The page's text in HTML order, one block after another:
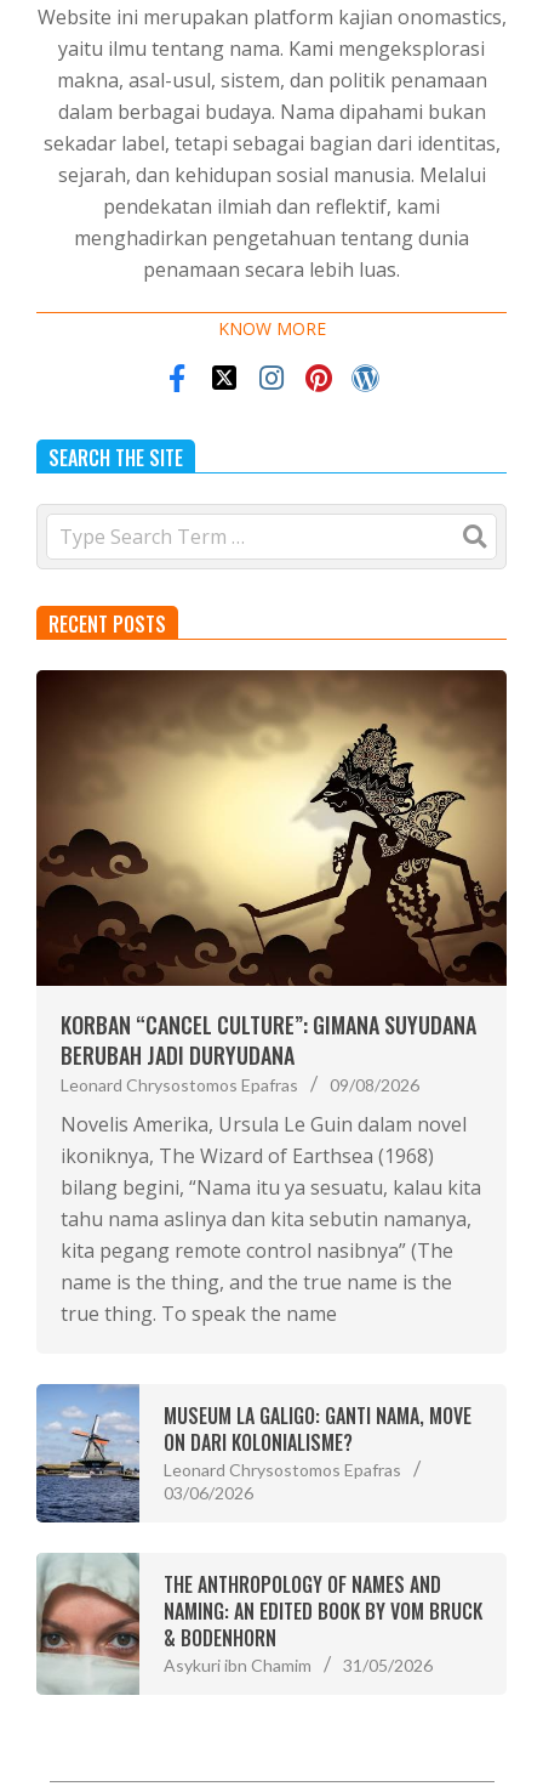
Website ini merupakan platform kajian onomastics,
yaitu ilmu tentang nama. Kami mengeksplorasi
makna, asal-usul, sistem, dan politik penamaan
dalam berbagai budaya. Nama dipahami bukan
sekadar label, tetapi sebagai bagian dari identitas,
sejarah, dan kehidupan sosial manusia. Melalui
pendekatan ilmiah dan reflektif, kami
menghadirkan pengetahuan tentang dunia
penamaan secara lebih luas.
KNOW MORE
SEARCH THE SITE
Search
RECENT POSTS
KORBAN “CANCEL CULTURE”: GIMANA SUYUDANA
BERUBAH JADI DURYUDANA
Leonard Chrysostomos Epafras 09/08/2026
Novelis Amerika, Ursula Le Guin dalam novel
ikoniknya, The Wizard of Earthsea (1968)
bilang begini, “Nama itu ya sesuatu, kalau kita
tahu nama aslinya dan kita sebutin namanya,
kita pegang remote control nasibnya” (The
name is the thing, and the true name is the
true thing. To speak the name
MUSEUM LA GALIGO: GANTI NAMA, MOVE
ON DARI KOLONIALISME?
Leonard Chrysostomos Epafras
03/06/2026
THE ANTHROPOLOGY OF NAMES AND
NAMING: AN EDITED BOOK BY VOM BRUCK
& BODENHORN
Asykuri ibn Chamim 31/05/2026